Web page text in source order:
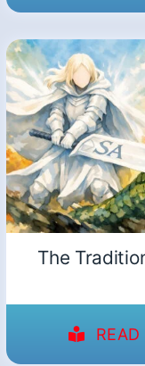
The
READ